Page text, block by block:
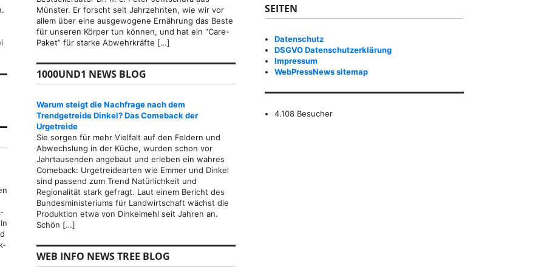
Münster. Er forscht seit Jahrzehnten, wie wir vor
allem über eine ausgewogene Ernährung das Beste
für unseren Körper tun können, und hat ein “Care-
Paket” für starke Abwehrkräfte […]
1000UND1 NEWS BLOG
Warum steigt die Nachfrage nach dem
Trendgetreide Dinkel? Das Comeback der
Urgetreide
Sie sorgen für mehr Vielfalt auf den Feldern und
Abwechslung in der Küche, wurden schon vor
Jahrtausenden angebaut und erleben ein wahres
Comeback: Urgetreidearten wie Emmer und Dinkel
sind passend zum Trend Natürlichkeit und
Regionalität stark gefragt. Laut einem Bericht des
Bundesministeriums für Landwirtschaft wächst die
Produktion etwa von Dinkelmehl seit Jahren an.
Schön […]
WEB INFO NEWS TREE BLOG
SEITEN
Datenschutz
DSGVO Datenschutzerklärung
Impressum
WebPressNews sitemap
4.108 Besucher